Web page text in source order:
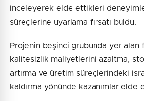
inceleyerek elde ettikleri
süreçlerine uyarlama fırsatı buldu.
Projenin beşinci grubunda yer alan
kalitesizlik maliyetlerini azaltma,
artırma ve üretim süreçlerindeki
kaldırma yönünde kazanımlar